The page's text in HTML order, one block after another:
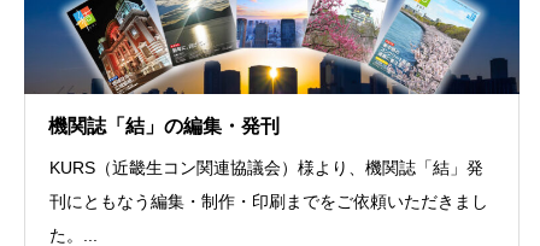
機関誌「結」の編集・発刊
KURS（近畿生コン関連協議会）様より、機関誌「結」発
刊にともなう編集・制作・印刷までをご依頼いただきまし
た。...